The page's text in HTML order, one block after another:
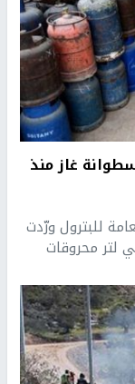
محروقات و60 ألف أسطوانة غاز منذ
للبترول ورّدت
لتر محروقات